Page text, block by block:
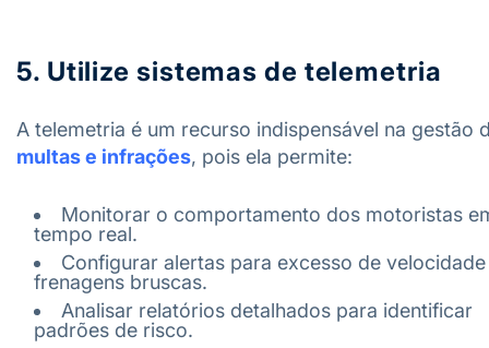
5. Utilize sistemas de telemetria
A telemetria é um recurso indispensável na gestão
multas e infrações, pois ela permite:
Monitorar o comportamento dos motoristas
tempo real.
Configurar alertas para excesso de
frenagens bruscas.
Analisar relatórios detalhados para identificar
padrões de risco.